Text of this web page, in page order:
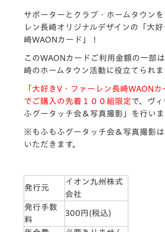
サポーターとクラブ・ホームタウン
レン長崎オリジナルデザインの「大
崎WAONカード」！
このWAONカードご利用金額の一部
崎のホームタウン活動に役立てられま
「大好きV・ファーレン長崎WAONカ
でご購入の先着１００組限定で、ヴ
ふグータッチ会＆写真撮影」を行い
※もふもふグータッチ会＆写真撮影
いただきます。
発行元
イオン九州株式
会社
発行手数
料
300円(税込)